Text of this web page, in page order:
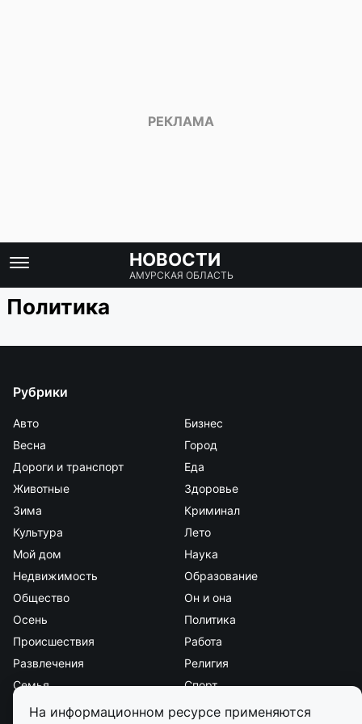
На информационном ресурсе применяются
НОВОСТИ
АМУРСКАЯ ОБЛАСТЬ
Политика
Рубрики
Авто
Бизнес
Весна
Город
Дороги и транспорт
Еда
Животные
Здоровье
Зима
Криминал
Культура
Лето
Мой дом
Наука
Недвижимость
Образование
Общество
Он и она
Осень
Политика
Происшествия
Работа
Развлечения
Религия
Семья
Спорт
Стиль и красота
Страна и мир